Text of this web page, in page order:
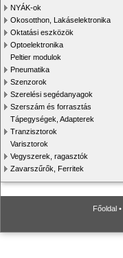
NYÁK-ok
Okosotthon, Lakáselektronika
Oktatási eszközök
Optoelektronika
Peltier modulok
Pneumatika
Szenzorok
Szerelési segédanyagok
Szerszám és forrasztás
Tápegységek, Adapterek
Tranzisztorok
Varisztorok
Vegyszerek, ragasztók
Zavarszűrők, Ferritek
Főoldal •